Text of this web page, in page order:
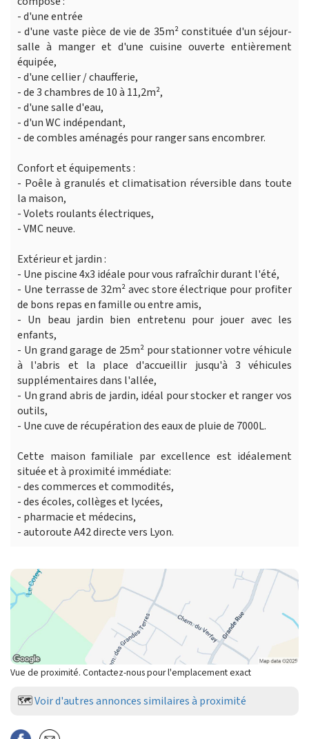
- d'une entrée
- d'une vaste pièce de vie de 35m² constituée d'un séjour-
salle à manger et d'une cuisine ouverte entièrement
équipée,
- d'une cellier / chaufferie,
- de 3 chambres de 10 à 11,2m²,
- d'une salle d'eau,
- d'un WC indépendant,
- de combles aménagés pour ranger sans encombrer.
Confort et équipements :
- Poêle à granulés et climatisation réversible dans toute
la maison,
- Volets roulants électriques,
- VMC neuve.
Extérieur et jardin :
- Une piscine 4x3 idéale pour vous rafraîchir durant l'été,
- Une terrasse de 32m² avec store électrique pour profiter
de bons repas en famille ou entre amis,
- Un beau jardin bien entretenu pour jouer avec les
enfants,
- Un grand garage de 25m² pour stationner votre véhicule
à l'abris et la place d'accueillir jusqu'à 3 véhicules
supplémentaires dans l'allée,
- Un grand abris de jardin, idéal pour stocker et ranger vos
outils,
- Une cuve de récupération des eaux de pluie de 7000L.
Cette maison familiale par excellence est idéalement
située et à proximité immédiate:
- des commerces et commodités,
- des écoles, collèges et lycées,
- pharmacie et médecins,
- autoroute A42 directe vers Lyon.
Vue de proximité. Contactez-nous pour l'emplacement exact
🗺️Voir d'autres annonces similaires à proximité